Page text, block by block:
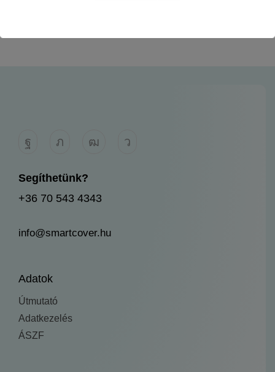
Segíthetünk?
+36 70 543 4343
info@smartcover.hu
Adatok
Útmutató
Adatkezelés
ÁSZF